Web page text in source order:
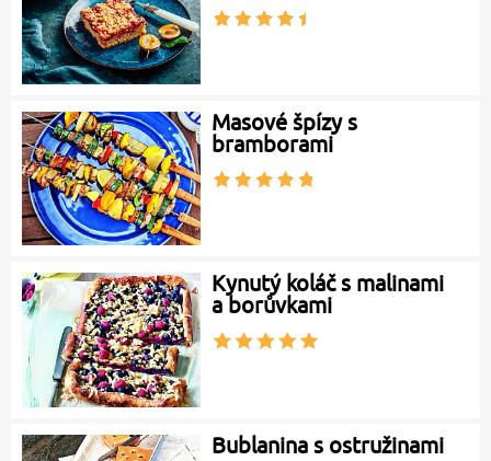
Masové špízy s
bramborami
Kynutý koláč s malinami
a borůvkami
Bublanina s ostružinami